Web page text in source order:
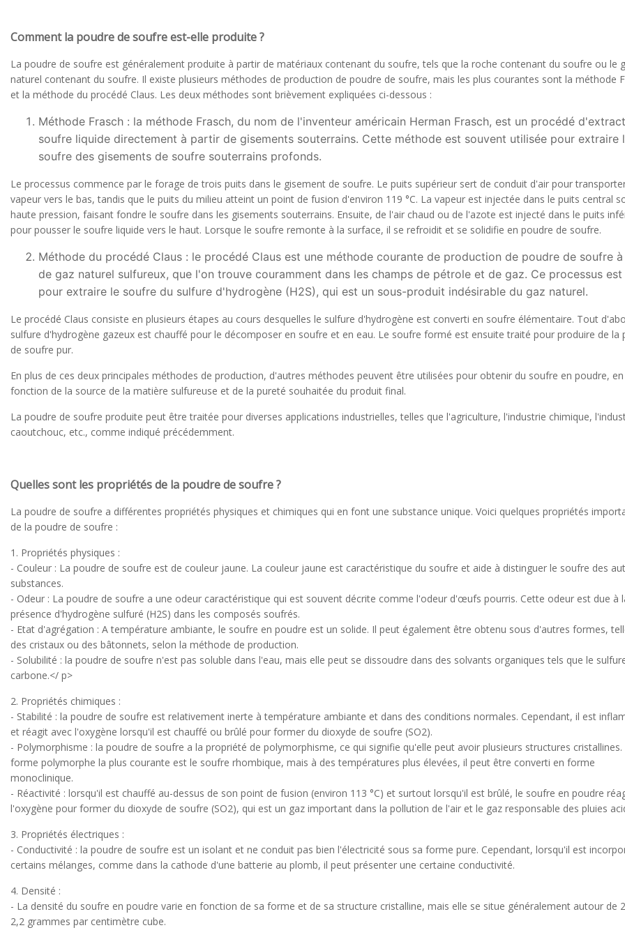
Comment la poudre de soufre est-elle produite ?
La poudre de soufre est généralement produite à partir de matériaux contenant du soufre, tels que la roche contenant du soufre ou le
naturel contenant du soufre. Il existe plusieurs méthodes de production de poudre de soufre, mais les plus courantes sont la méthode
et la méthode du procédé Claus. Les deux méthodes sont brièvement expliquées ci-dessous :
Méthode Frasch : la méthode Frasch, du nom de l'inventeur américain Herman Frasch, est un procédé
soufre liquide directement à partir de gisements souterrains. Cette méthode est souvent utilisée pour extraire
soufre des gisements de soufre souterrains profonds.
Le processus commence par le forage de trois puits dans le gisement de soufre. Le puits supérieur sert de conduit d'air pour
vapeur vers le bas, tandis que le puits du milieu atteint un point de fusion d'environ 119 °C. La vapeur est injectée dans le puits central
haute pression, faisant fondre le soufre dans les gisements souterrains. Ensuite, de l'air chaud ou de l'azote est injecté dans le puits
pour pousser le soufre liquide vers le haut. Lorsque le soufre remonte à la surface, il se refroidit et se solidifie en poudre de soufre.
Méthode du procédé Claus : le procédé Claus est une méthode courante de production de poudre de soufre
de gaz naturel sulfureux, que l'on trouve couramment dans les champs de pétrole et de gaz. Ce processus
pour extraire le soufre du sulfure d'hydrogène (H2S), qui est un sous-produit indésirable du gaz naturel.
Le procédé Claus consiste en plusieurs étapes au cours desquelles le sulfure d'hydrogène est converti en soufre élémentaire. Tout
sulfure d'hydrogène gazeux est chauffé pour le décomposer en soufre et en eau. Le soufre formé est ensuite traité pour produire de la
de soufre pur.
En plus de ces deux principales méthodes de production, d'autres méthodes peuvent être utilisées pour obtenir du soufre en poudre, en
fonction de la source de la matière sulfureuse et de la pureté souhaitée du produit final.
La poudre de soufre produite peut être traitée pour diverses applications industrielles, telles que l'agriculture, l'industrie chimique,
caoutchouc, etc., comme indiqué précédemment.
Quelles sont les propriétés de la poudre de soufre ?
La poudre de soufre a différentes propriétés physiques et chimiques qui en font une substance unique. Voici quelques propriétés
de la poudre de soufre :
1. Propriétés physiques :
- Couleur : La poudre de soufre est de couleur jaune. La couleur jaune est caractéristique du soufre et aide à distinguer le soufre des
substances.
- Odeur : La poudre de soufre a une odeur caractéristique qui est souvent décrite comme l'odeur d'œufs pourris. Cette odeur est due à
présence d'hydrogène sulfuré (H2S) dans les composés soufrés.
- Etat d'agrégation : A température ambiante, le soufre en poudre est un solide. Il peut également être obtenu sous d'autres formes,
des cristaux ou des bâtonnets, selon la méthode de production.
- Solubilité : la poudre de soufre n'est pas soluble dans l'eau, mais elle peut se dissoudre dans des solvants organiques tels que le
carbone.</ p>
2. Propriétés chimiques :
- Stabilité : la poudre de soufre est relativement inerte à température ambiante et dans des conditions normales. Cependant, il est
et réagit avec l'oxygène lorsqu'il est chauffé ou brûlé pour former du dioxyde de soufre (SO2).
- Polymorphisme : la poudre de soufre a la propriété de polymorphisme, ce qui signifie qu'elle peut avoir plusieurs structures cristallines.
forme polymorphe la plus courante est le soufre rhombique, mais à des températures plus élevées, il peut être converti en forme
monoclinique.
- Réactivité : lorsqu'il est chauffé au-dessus de son point de fusion (environ 113 °C) et surtout lorsqu'il est brûlé, le soufre en poudre
l'oxygène pour former du dioxyde de soufre (SO2), qui est un gaz important dans la pollution de l'air et le gaz responsable des pluies
3. Propriétés électriques :
- Conductivité : la poudre de soufre est un isolant et ne conduit pas bien l'électricité sous sa forme pure. Cependant, lorsqu'il est
certains mélanges, comme dans la cathode d'une batterie au plomb, il peut présenter une certaine conductivité.
4. Densité :
- La densité du soufre en poudre varie en fonction de sa forme et de sa structure cristalline, mais elle se situe généralement autour de
2,2 grammes par centimètre cube.
Your discount applies to orders above €50,00